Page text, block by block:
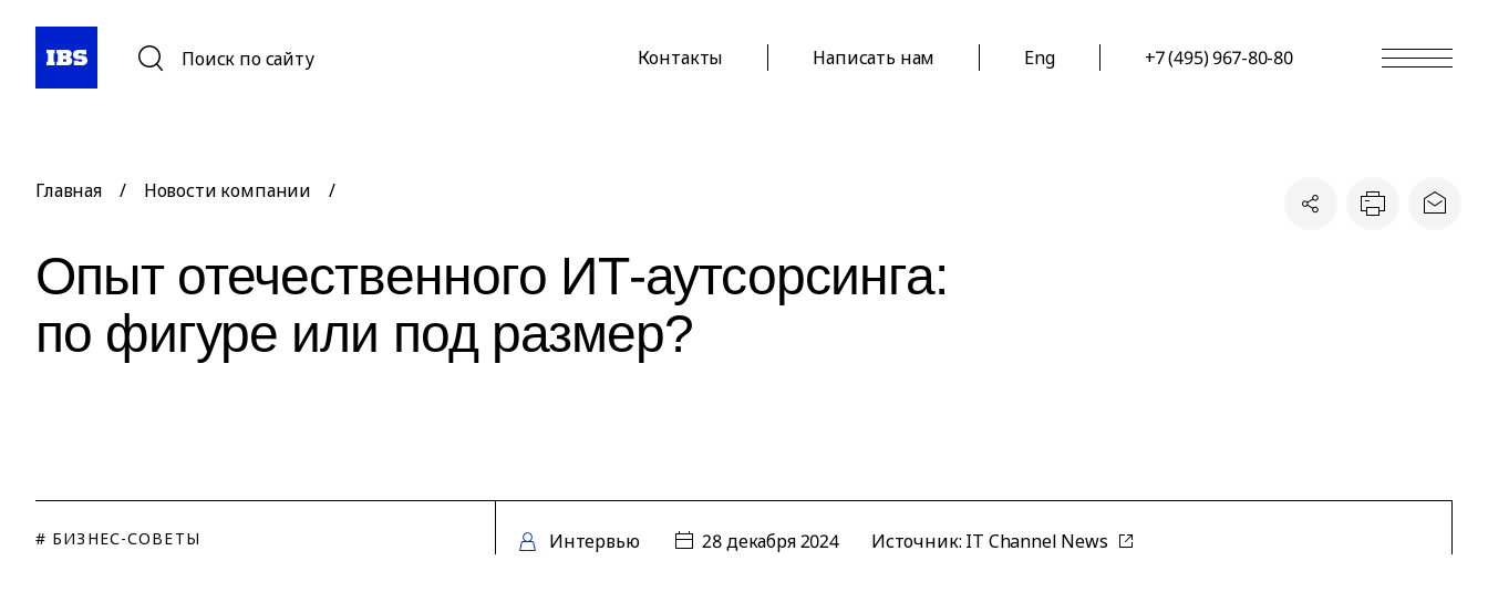
Поиск по сайту Контакты Написать нам Eng +7 (495) 967-80-80
Главная / Новости компании /
Опыт отечественного ИТ-аутсорсинга:
по фигуре или под размер?
# БИЗНЕС-СОВЕТЫ Интервью 28 декабря 2024 Источник: IT Channel News